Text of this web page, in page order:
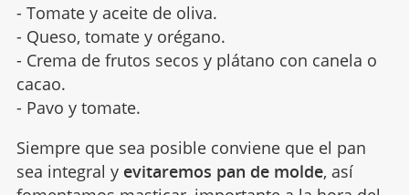
- Tomate y aceite de oliva.
- Queso, tomate y orégano.
- Crema de frutos secos y plátano con canela o
cacao.
- Pavo y tomate.
Siempre que sea posible conviene que el pan
sea integral y evitaremos pan de molde, así